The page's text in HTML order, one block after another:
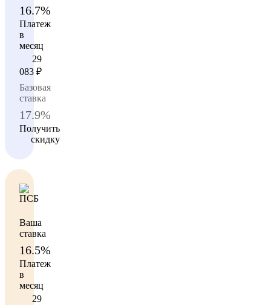
16.7%
Платеж
в
месяц
29
083 ₽
Базовая
ставка
17.9%
Получить
скидку
Ваша
ставка
16.5%
Платеж
в
месяц
29